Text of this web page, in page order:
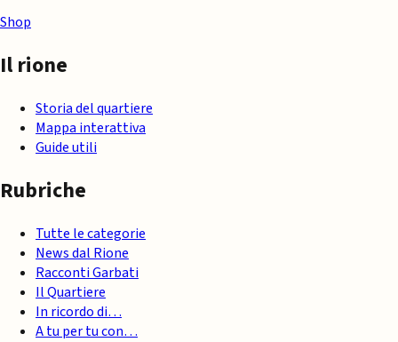
Shop
Il rione
Storia del quartiere
Mappa interattiva
Guide utili
Rubriche
Tutte le categorie
News dal Rione
Racconti Garbati
Il Quartiere
In ricordo di…
A tu per tu con…